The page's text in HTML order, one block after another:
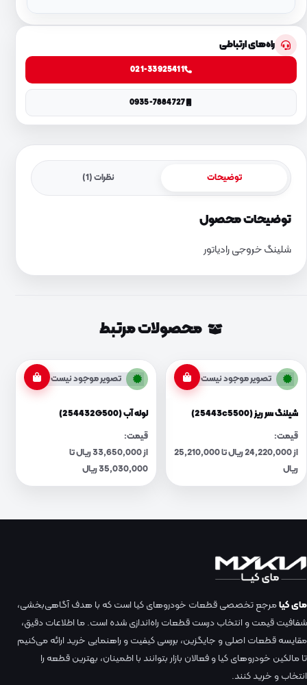
راه‌های ارتباطی
021-33925411
0935-7884727
توضیحات نظرات (1)
توضیحات محصول
شلینگ خروجی رادیاتور
محصولات مرتبط
تصویر موجود نیست
شیلنگ سر ریز (25443c5500)
قیمت:
از 24,220,000 ریال تا 25,210,000
ریال
تصویر موجود نیست
لوله آب (254432G500)
قیمت:
از 33,650,000 ریال تا
35,030,000 ریال
مای کیامرجع تخصصی قطعات خودروهای کیا است که با هدف آگاهی‌بخشی،
شفافیت قیمت و انتخاب درست قطعات راه‌اندازی شده است. ما اطلاعات دقیق،
مقایسه قطعات اصلی و جایگزین، بررسی کیفیت و راهنمایی خرید ارائه می‌کنیم
تا مالکین خودروهای کیا و فعالان بازار بتوانند با اطمینان، بهترین قطعه را
انتخاب و خرید کنند.